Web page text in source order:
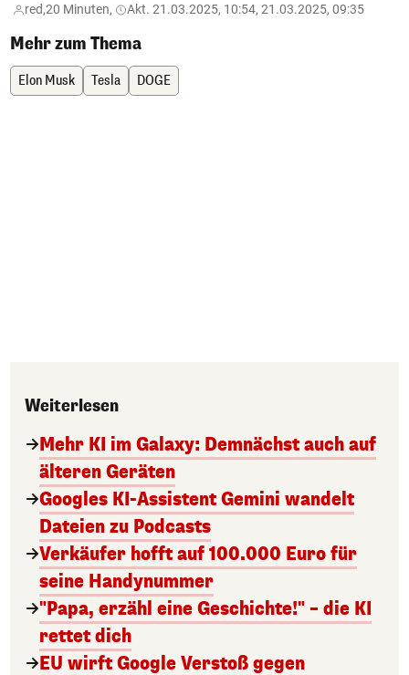
red,20 Minuten, Akt. 21.03.2025, 10:54, 21.03.2025, 09:35
Mehr zum Thema
Elon Musk Tesla DOGE
Weiterlesen
Mehr KI im Galaxy: Demnächst auch auf
älteren Geräten
Googles KI-Assistent Gemini wandelt
Dateien zu Podcasts
Verkäufer hofft auf 100.000 Euro für
seine Handynummer
"Papa, erzähl eine Geschichte!" – die KI
rettet dich
EU wirft Google Verstoß gegen